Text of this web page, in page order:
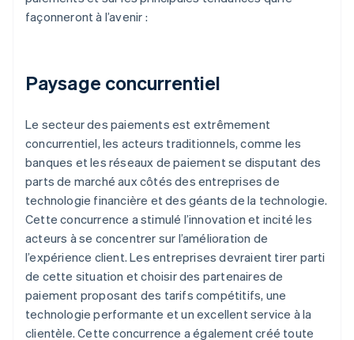
façonneront à l’avenir :
Paysage concurrentiel
Le secteur des paiements est extrêmement
concurrentiel, les acteurs traditionnels, comme les
banques et les réseaux de paiement se disputant des
parts de marché aux côtés des entreprises de
technologie financière et des géants de la technologie.
Cette concurrence a stimulé l’innovation et incité les
acteurs à se concentrer sur l’amélioration de
l’expérience client. Les entreprises devraient tirer parti
de cette situation et choisir des partenaires de
paiement proposant des tarifs compétitifs, une
technologie performante et un excellent service à la
clientèle. Cette concurrence a également créé toute